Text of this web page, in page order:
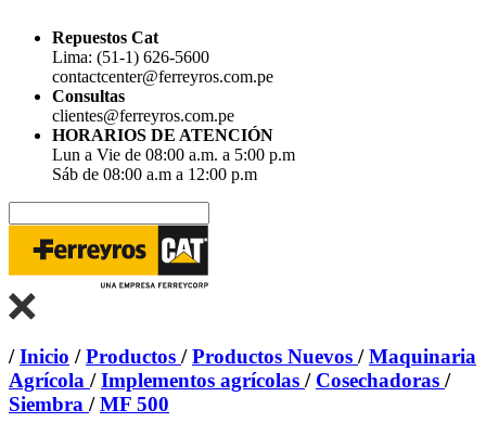
Repuestos Cat
Lima: (51-1) 626-5600
contactcenter@ferreyros.com.pe
Consultas
clientes@ferreyros.com.pe
HORARIOS DE ATENCIÓN
Lun a Vie de 08:00 a.m. a 5:00 p.m
Sáb de 08:00 a.m a 12:00 p.m
/Inicio /Productos /Productos Nuevos /Maquinaria
Agrícola /Implementos agrícolas / Cosechadoras /
Siembra /MF 500